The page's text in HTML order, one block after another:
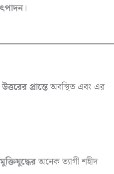
।
প্রান্তেঅবস্থিত এবং এর
অনেক ত্যাগী শহীদ